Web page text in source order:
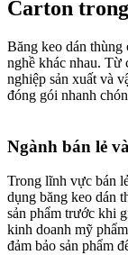
Carton
Băng keo dán thùng
nghề khác nhau. Từ
nghiệp sản xuất và
đóng gói nhanh
Ngành bán lẻ
Trong lĩnh vực bán
dụng băng keo dán
sản phẩm trước khi
kinh doanh mỹ
đảm bảo sản phẩm